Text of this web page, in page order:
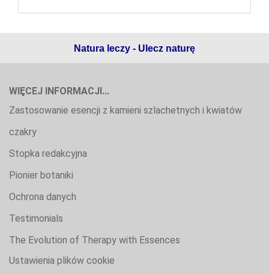
Natura leczy - Ulecz naturę
WIĘCEJ INFORMACJI...
Zastosowanie esencji z kamieni szlachetnych i kwiatów
czakry
Stopka redakcyjna
Pionier botaniki
Ochrona danych
Testimonials
The Evolution of Therapy with Essences
Ustawienia plików cookie